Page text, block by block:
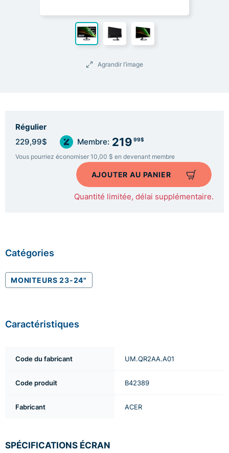
Agrandir l’image
Régulier
229,99$ Membre: 219 99$
Vous pourriez économiser 10,00 $ en devenant membre
AJOUTER AU PANIER
Quantité limitée, délai supplémentaire.
Catégories
MONITEURS 23-24"
Caractéristiques
Code du fabricant UM.QR2AA.A01
Code produit B42389
Fabricant ACER
SPÉCIFICATIONS ÉCRAN